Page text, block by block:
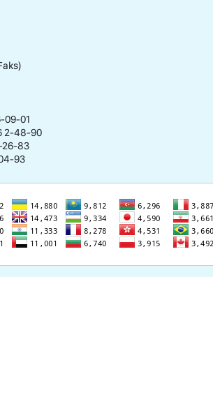
09-01
2-48-90
26-83
93